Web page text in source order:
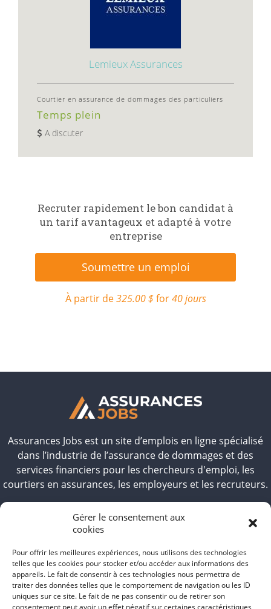
Gérer le consentement aux
cookies
Pour offrir les meilleures expériences, nous utilisons des technologies
telles que les cookies pour stocker et/ou accéder aux informations des
appareils. Le fait de consentir à ces technologies nous permettra de
traiter des données telles que le comportement de navigation ou les ID
uniques sur ce site. Le fait de ne pas consentir ou de retirer son
Lemieux Assurances
Courtier en assurance de dommages des particuliers
Temps plein
A discuter
Recruter rapidement le bon candidat à
un tarif avantageux et adapté à votre
entreprise
Soumettre un emploi
À partir de325.00 $for40 jours
Assurances Jobs est un site d’emplois en ligne spécialisé
dans l’industrie de l’assurance de dommages et des
services financiers pour les chercheurs d'emploi, les
courtiers en assurances, les employeurs et les recruteurs.
OFFRE D’EMPLOIS
EMPLOYEURS
CANDIDATS
NOS FORFAITS
BLOG